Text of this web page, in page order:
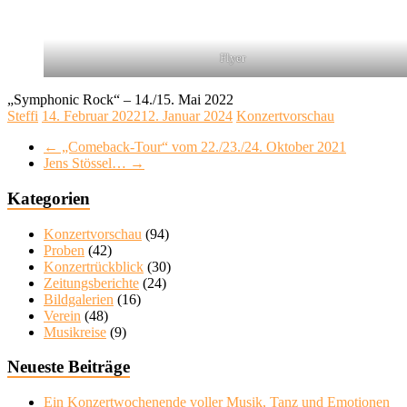
Flyer
„Symphonic Rock“ – 14./15. Mai 2022
Steffi 14. Februar 202212. Januar 2024 Konzertvorschau
← „Comeback-Tour“ vom 22./23./24. Oktober 2021
Jens Stössel… →
Kategorien
Konzertvorschau (94)
Proben (42)
Konzertrückblick (30)
Zeitungsberichte (24)
Bildgalerien (16)
Verein (48)
Musikreise (9)
Neueste Beiträge
Ein Konzertwochenende voller Musik, Tanz und Emotionen